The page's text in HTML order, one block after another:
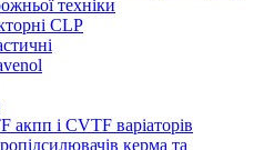
техніки
CLP
акпп і CVTF варіаторів
керма та